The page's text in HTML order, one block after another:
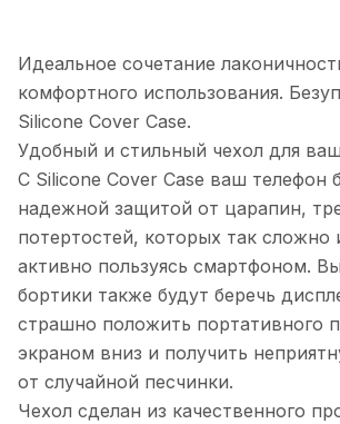
Идеальное сочетание
комфортного использования.
Silicone Cover Сase.
Удобный и стильный чехол для
С Silicone Cover Сase ваш телефон
надежной защитой от царапин,
потертостей, которых так сложно
активно пользуясь смартфоном.
бортики также будут беречь
страшно положить портативного
экраном вниз и получить
от случайной песчинки.
Чехол сделан из качественного